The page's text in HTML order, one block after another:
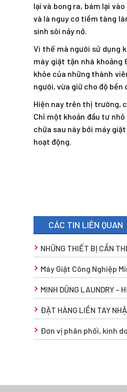
lại và bong ra, bám lại
và là nguy cơ tiềm tàng
sinh sôi nảy nở.
Vì thế mà người sử dụng
máy giặt tận nhà khoảng
khỏe của những thành
người, vừa giữ cho độ
Hiện nay trên thị trường,
Chỉ một khoản đầu tư
chữa sau này bởi máy
hoạt động.
CÁC TIN LIÊN QUAN
NHỮNG THIẾT BỊ CẦN
Máy Giặt Công Nghiệp
MINH DŨNG LAUNDRY –
ĐẶT HÀNG LIỀN TAY
Đơn vị phân phối, kinh